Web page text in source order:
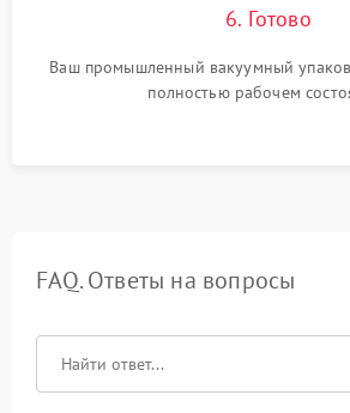
6. Готово
Ваш промышленный вакуумный
полностью рабочем
FAQ. Ответы на вопросы